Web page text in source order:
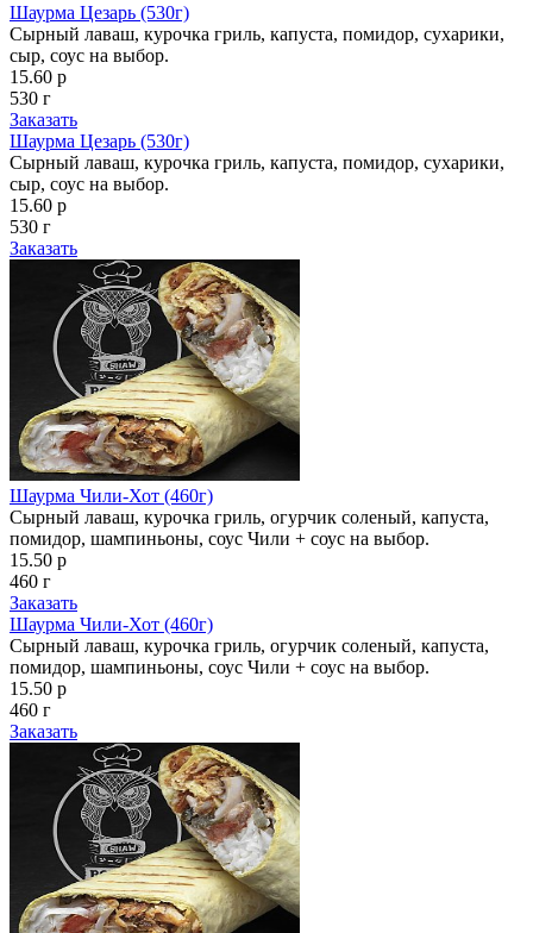
Шаурма Цезарь (530г)
Сырный лаваш, курочка гриль, капуста, помидор, сухарики,
сыр, соус на выбор.
15.60 р
530 г
Заказать
Шаурма Цезарь (530г)
Сырный лаваш, курочка гриль, капуста, помидор, сухарики,
сыр, соус на выбор.
15.60 р
530 г
Заказать
Шаурма Чили-Хот (460г)
Сырный лаваш, курочка гриль, огурчик соленый, капуста,
помидор, шампиньоны, соус Чили + соус на выбор.
15.50 р
460 г
Заказать
Шаурма Чили-Хот (460г)
Сырный лаваш, курочка гриль, огурчик соленый, капуста,
помидор, шампиньоны, соус Чили + соус на выбор.
15.50 р
460 г
Заказать